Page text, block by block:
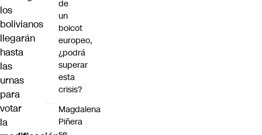
los
bolivianos
llegarán
hasta
las
urnas
para
votar
la
de
un
boicot
europeo,
¿podrá
superar
esta
crisis?
Magdalena
Piñera